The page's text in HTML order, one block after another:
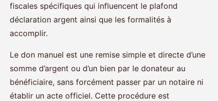
fiscales spécifiques qui influencent le plafond
déclaration argent ainsi que les formalités à
accomplir.
Le don manuel est une remise simple et directe d’une
somme d’argent ou d’un bien par le donateur au
bénéficiaire, sans forcément passer par un notaire ni
établir un acte officiel. Cette procédure est